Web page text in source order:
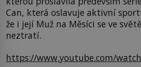
Can, která oslavuje aktivní
že i její Muž na Měsíci se ve
neztratí.
https://www.youtube.com/